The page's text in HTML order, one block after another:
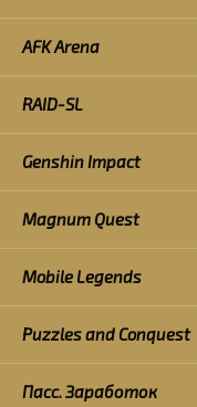
AFK Arena
RAID-SL
Genshin Impact
Magnum Quest
Mobile Legends
Puzzles and Conquest
Пасс. Заработок